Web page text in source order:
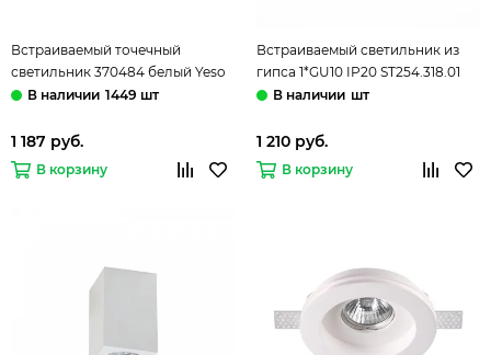
Встраиваемый точечный
светильник 370484 белый Yeso
Novotech
1449 шт
1 187 руб.
В корзину
Встраиваемый светильник из
гипса 1*GU10 IP20 ST254.318.01
белый ST-Luceшт
1 210 руб.
В корзину